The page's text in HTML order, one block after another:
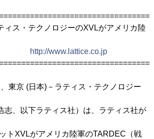
クノロジーのXVLがアメリカ陸
http://www.lattice.co.jp
東京 (日本)－ラティス・テクノロジー
志、以下ラティス社）は、ラティス社が
トXVLがアメリカ陸軍のTARDEC（戦